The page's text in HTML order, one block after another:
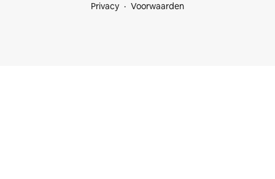
Privacy
Voorwaarden